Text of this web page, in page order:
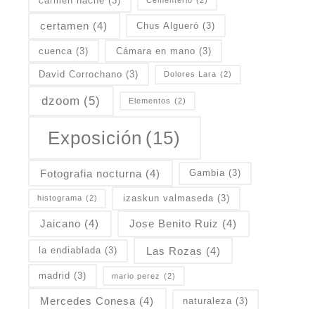
certamen (4) Chus Algueró (3)
cuenca (3) Cámara en mano (3)
David Corrochano (3) Dolores Lara (2)
dzoom (5) Elementos (2)
Exposición (15)
Fotografia nocturna (4) Gambia (3)
histograma (2) izaskun valmaseda (3)
Jaicano (4) Jose Benito Ruiz (4)
la endiablada (3) Las Rozas (4)
madrid (3) mario perez (2)
Mercedes Conesa (4) naturaleza (3)